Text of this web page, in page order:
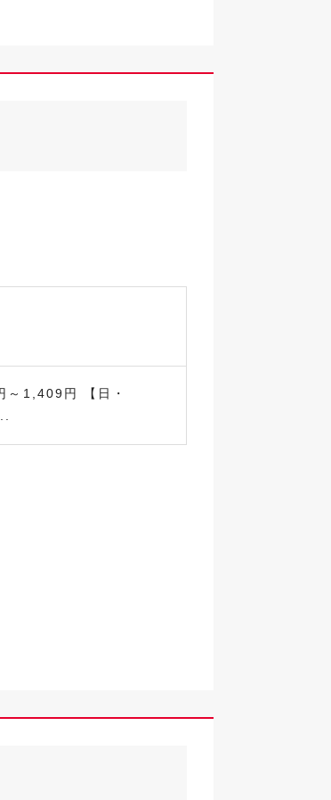
～1,409円 【日・